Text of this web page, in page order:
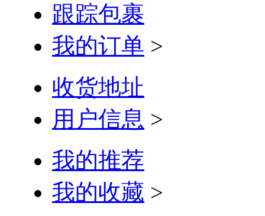
跟踪包裹
我的订单 >
收货地址
用户信息 >
我的推荐
我的收藏 >